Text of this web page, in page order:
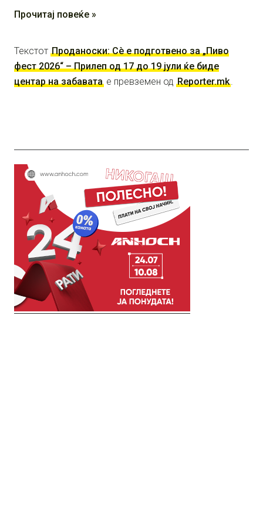
Прочитај повеќе »
Текстот Проданоски: Сè е подготвено за „Пиво
фест 2026“ – Прилеп од 17 до 19 јули ќе биде
центар на забавата е превземен од Reporter.mk.